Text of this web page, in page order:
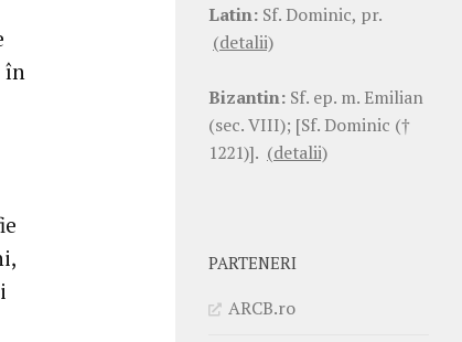
în
Latin: Sf. Dominic, pr.
(detalii)
Bizantin: Sf. ep. m. Emilian
(sec. VIII); [Sf. Dominic (†
1221)]. (detalii)
PARTENERI
ARCB.ro